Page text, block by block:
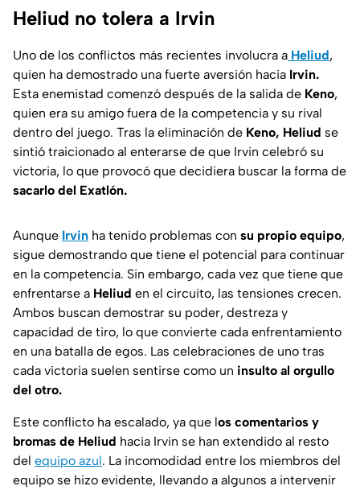
Heliud no tolera a Irvin
Uno de los conflictos más recientes involucra a Heliud,
quien ha demostrado una fuerte aversión hacia Irvin.
Esta enemistad comenzó después de la salida de Keno,
quien era su amigo fuera de la competencia y su rival
dentro del juego. Tras la eliminación de Keno, Heliud se
sintió traicionado al enterarse de que Irvin celebró su
victoria, lo que provocó que decidiera buscar la forma de
sacarlo del Exatlón.
Aunque Irvin ha tenido problemas con su propio equipo,
sigue demostrando que tiene el potencial para continuar
en la competencia. Sin embargo, cada vez que tiene que
enfrentarse a Heliud en el circuito, las tensiones crecen.
Ambos buscan demostrar su poder, destreza y
capacidad de tiro, lo que convierte cada enfrentamiento
en una batalla de egos. Las celebraciones de uno tras
cada victoria suelen sentirse como un insulto al orgullo
del otro.
Este conflicto ha escalado, ya que los comentarios y
bromas de Heliud hacia Irvin se han extendido al resto
del equipo azul. La incomodidad entre los miembros del
equipo se hizo evidente, llevando a algunos a intervenir